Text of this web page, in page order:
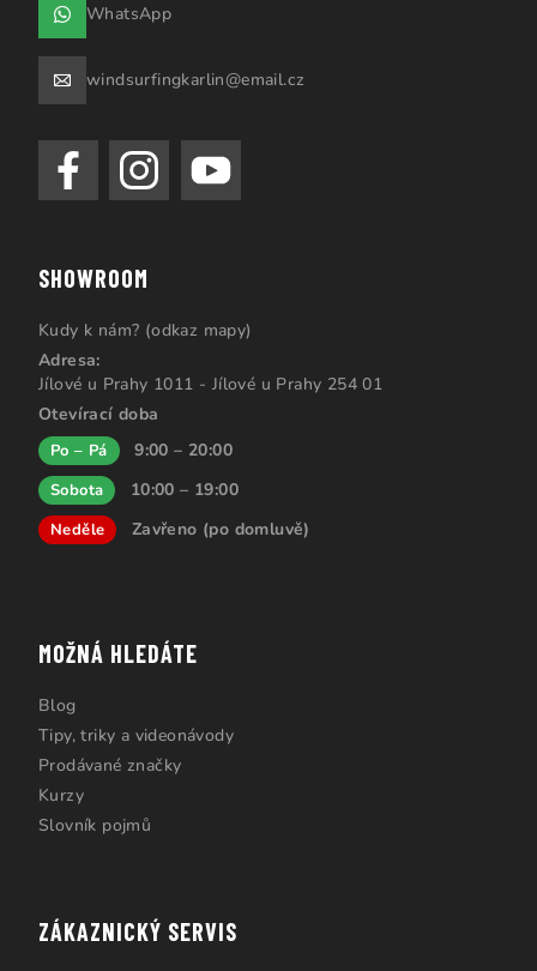
WhatsApp
windsurfingkarlin@email.cz
SHOWROOM
Kudy k nám? (odkaz mapy)
Adresa:
Jílové u Prahy 1011 - Jílové u Prahy 254 01
Otevírací doba
Po – Pá 9:00 – 20:00
Sobota 10:00 – 19:00
Neděle Zavřeno (po domluvě)
MOŽNÁ HLEDÁTE
Blog
Tipy, triky a videonávody
Prodávané značky
Kurzy
Slovník pojmů
ZÁKAZNICKÝ SERVIS